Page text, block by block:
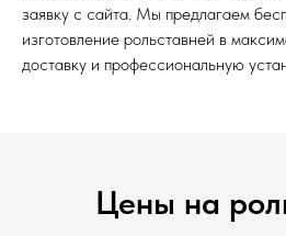
заявку с сайта. Мы предлагаем
изготовление рольставней в
доставку и профессиональную
Цены на